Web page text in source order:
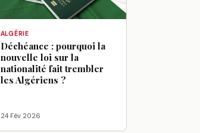
ALGÉRIE
Déchéance : pourquoi la
nouvelle loi sur la
nationalité fait trembler
les Algériens ?
24 Fév 2026